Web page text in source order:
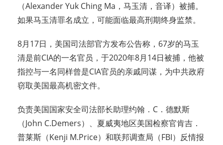
（Alexander Yuk Ching Ma，马玉清，音译）被捕。
如果马玉清罪名成立，可能面临最高刑期终身监禁。
8月17日，美国司法部官方发布公告称，67岁的马玉
清是前CIA的一名官员，于2020年8月14日被捕，他被
指控与一名同样曾是CIA官员的亲戚同谋，为中共政府
窃取美国最高机密文件。
负责美国国家安全司法部长助理约翰．C．德默斯
（John C.Demers）、夏威夷地区美国检察官肯吉．
普莱斯（Kenji M.Price）和联邦调查局（FBI）反情报